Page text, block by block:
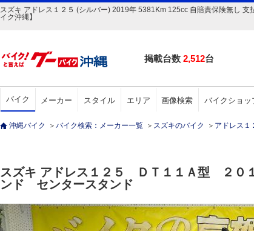
スズキ アドレス１２５ (シルバー) 2019年 5381Km 125cc 自賠責保険無し
イク沖縄】
掲載台数 2,512台
バイク メーカー スタイル エリア 画像検索 バイクショッ
沖縄バイク ＞ バイク検索：メーカー一覧 ＞ スズキのバイク ＞ アドレス１
スズキ アドレス１２５ ＤＴ１１Ａ型 ２
ンド センタースタンド